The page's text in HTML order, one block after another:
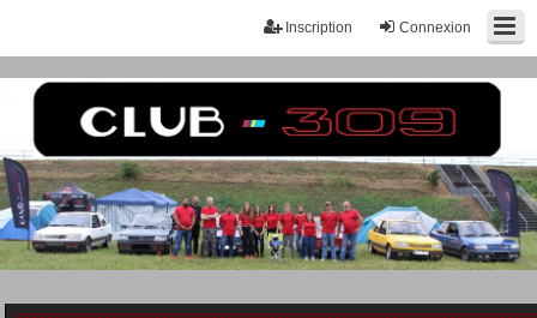
Connexion
Inscription